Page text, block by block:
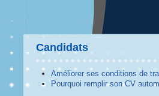
Candidats
Améliorer ses conditions de
Pourquoi remplir son CV